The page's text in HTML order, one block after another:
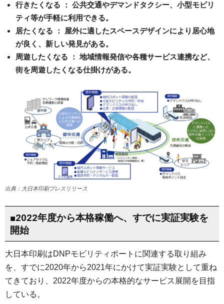
行きたくなる ： 公共交通やデマンドタクシー、小型モビリ
ティ等が手軽に利用できる。
居たくなる ： 屋外に適したスペースデザインにより居心地
が良く、新しい発見がある。
周遊したくなる ： 地域情報発信や各種サービス連携など、
街を周遊したくなる仕掛けがある。
出典：大日本印刷プレスリリース
■2022年度から本格稼働へ、すでに実証実験を
開始
大日本印刷はDNPモビリティポートに関連する取り組み
を、すでに2020年から2021年にかけて実証実験として重ね
てきており、2022年度からの本格的なサービス展開を目指
している。